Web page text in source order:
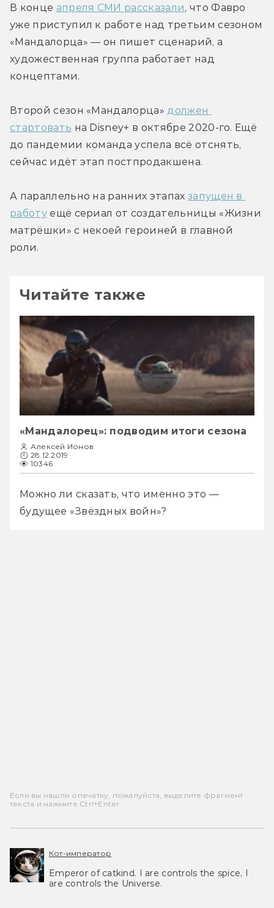
В конце апреля СМИ рассказали, что Фавро
уже приступил к работе над третьим сезоном
«Мандалорца» — он пишет сценарий, а
художественная группа работает над
концептами.
Второй сезон «Мандалорца» должен
стартовать на Disney+ в октябре 2020-го. Ещё
до пандемии команда успела всё отснять,
сейчас идёт этап постпродакшена.
А параллельно на ранних этапах запущен в
работу ещё сериал от создательницы «Жизни
матрёшки» с некоей героиней в главной
роли.
Читайте также
«Мандалорец»: подводим итоги сезона
Алексей Ионов
28.12.2019
10346
Можно ли сказать, что именно это —
будущее «Звёздных войн»?
Если вы нашли опечатку, пожалуйста, выделите фрагмент
текста и нажмите Ctrl+Enter.
Кот-император
Emperor of catkind. I are controls the spice, I
are controls the Universe.